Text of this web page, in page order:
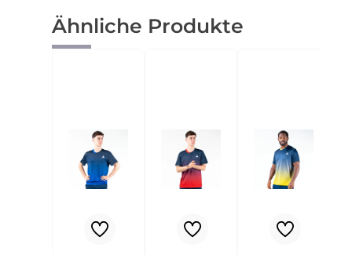
Produktgalerie überspringen
Ähnliche Produkte